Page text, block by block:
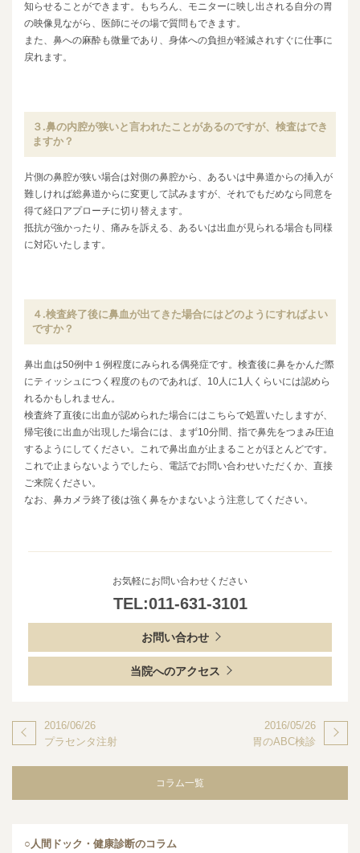
知らせることができます。もちろん、モニターに映し出される自分の胃
の映像見ながら、医師にその場で質問もできます。
また、鼻への麻酔も微量であり、身体への負担が軽減されすぐに仕事に
戻れます。
３.鼻の内腔が狭いと言われたことがあるのですが、検査はでき
ますか？
片側の鼻腔が狭い場合は対側の鼻腔から、あるいは中鼻道からの挿入が
難しければ総鼻道からに変更して試みますが、それでもだめなら同意を
得て経口アプローチに切り替えます。
抵抗が強かったり、痛みを訴える、あるいは出血が見られる場合も同様
に対応いたします。
４.検査終了後に鼻血が出てきた場合にはどのようにすればよい
ですか？
鼻出血は50例中１例程度にみられる偶発症です。検査後に鼻をかんだ際
にティッシュにつく程度のものであれば、10人に1人くらいには認めら
れるかもしれません。
検査終了直後に出血が認められた場合にはこちらで処置いたしますが、
帰宅後に出血が出現した場合には、まず10分間、指で鼻先をつまみ圧迫
するようにしてください。これで鼻出血が止まることがほとんどです。
これで止まらないようでしたら、電話でお問い合わせいただくか、直接
ご来院ください。
なお、鼻カメラ終了後は強く鼻をかまないよう注意してください。
お気軽にお問い合わせください
TEL:011-631-3101
お問い合わせ
当院へのアクセス
2016/06/26
プラセンタ注射
2016/05/26
胃のABC検診
コラム一覧
○人間ドック・健康診断のコラム